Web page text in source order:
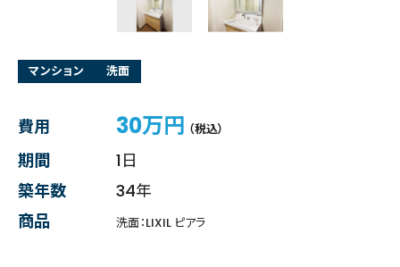
マンション 洗面
費用 30万円 （税込）
期間
1日
築年数
34年
商品
洗面：LIXIL ピアラ